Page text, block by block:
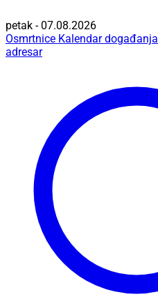
petak - 07.08.2026
Osmrtnice Kalendar događanja
adresar